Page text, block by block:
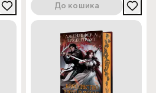
До кошика